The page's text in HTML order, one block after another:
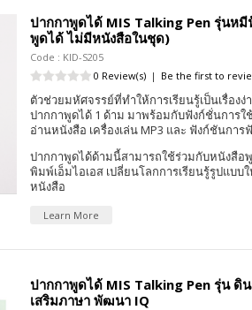
ปากกาพูดได้ MIS Talking Pen รุ่นหมี
พูดได้ ไม่มีหนังสือในชุด)
Code : KID-S205
0 Review(s) | Be the first to
ตัวช่วยมหัศจรรย์ที่ทำให้การเรียนรู้เป็นเรื่อง
ปากกาพูดได้ 1 ด้าม มาพร้อมกับฟังก์ชั่นการใ
อ่านหนังสือ เครื่องเล่น MP3 และ ฟังก์ชันการ
ปากกาพูดได้ด้ามนี้สามารถใช้ร่วมกับหนังสือ
พิมพ์เอ็มไอเอส เปลี่ยนโลกการเรียนรู้รูปแบบ
หนังสือ
Learn More
ปากกาพูดได้ MIS Talking Pen รุ่น ดิ
เสริมภาษา พัฒนา IQ